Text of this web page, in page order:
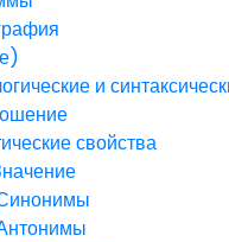
и
свойства